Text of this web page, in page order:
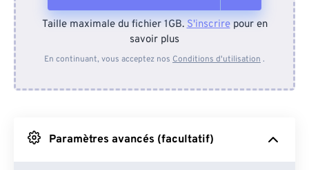
Depuis l'appareil
Depuis Google Drive
Taille maximale du fichier 1GB.S'inscrirepour en
savoir plus
En continuant, vous acceptez nos Conditions d'utilisation .
Paramètres avancés (facultatif)